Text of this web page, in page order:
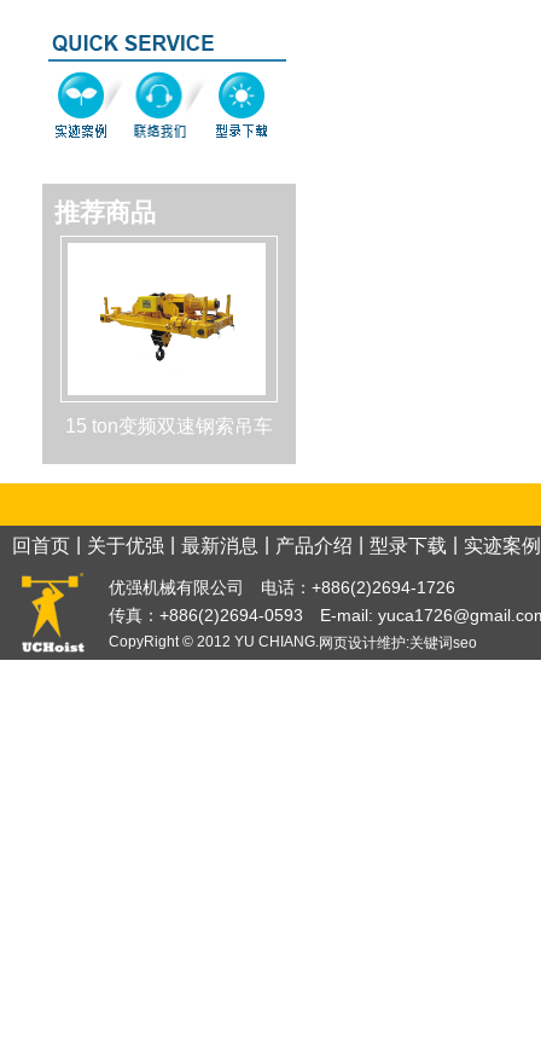
推荐商品
15 ton变频双速钢索吊车
回首页 关于优强 最新消息 产品介绍 型录下载 实迹案例
优强机械有限公司 电话：+886(2)2694-1726
传真：+886(2)2694-0593 E-mail:
CopyRight © 2012 YU CHIANG.网页设计维护:关键词seo